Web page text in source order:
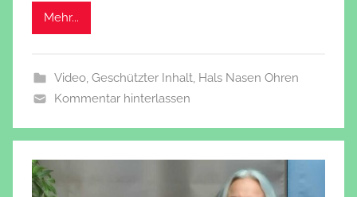
Mehr...
Video, Geschützter Inhalt, Hals Nasen Ohren
Kommentar hinterlassen